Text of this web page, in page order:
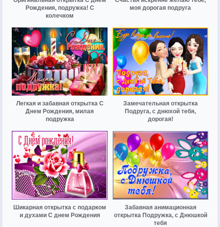
Рождения, подружка! С
колечком
моя дорогая подруга
Легкая и забавная открытка С
Днем Рождения, милая
подружка
Замечательная открытка
Подруга, с днюхой тебя,
дорогая!
Шикарная открытка с подарком
и духами С днем Рождения
Забавная анимационная
открытка Подружка, с Днюшкой
тебя